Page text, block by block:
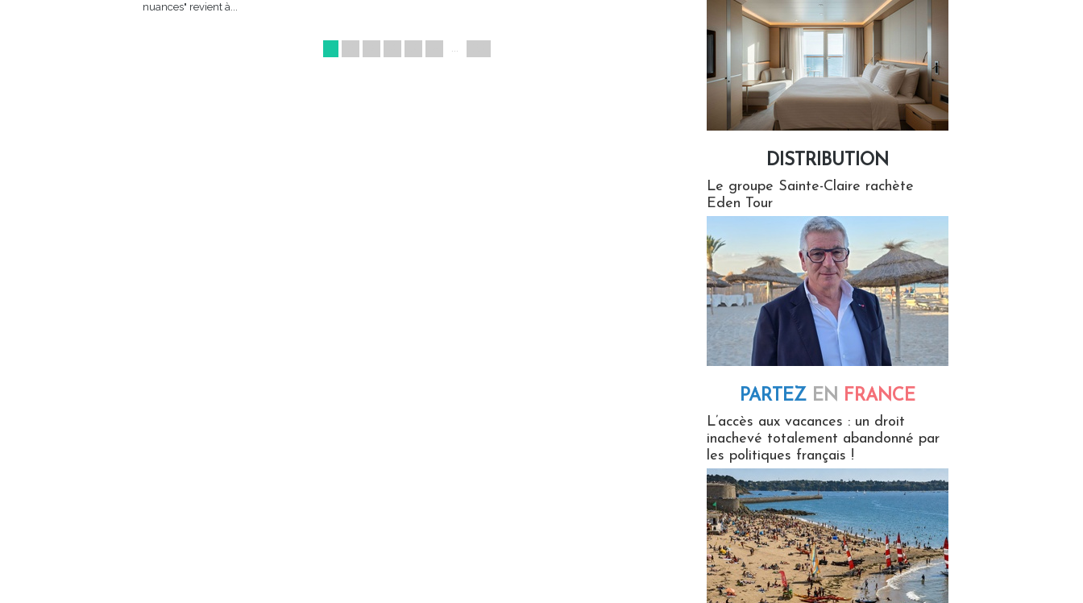
nuances" revient à...
...
DISTRIBUTION
Le groupe Sainte-Claire rachète
Eden Tour
PARTEZ EN FRANCE
L’accès aux vacances : un droit
inachevé totalement abandonné par
les politiques français !